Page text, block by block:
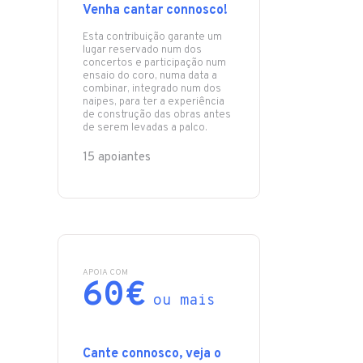
Venha cantar connosco!
Esta contribuição garante um
lugar reservado num dos
concertos e participação num
ensaio do coro, numa data a
combinar, integrado num dos
naipes, para ter a experiência
de construção das obras antes
de serem levadas a palco.
15 apoiantes
APOIA COM
60€ ou mais
Cante connosco, veja o